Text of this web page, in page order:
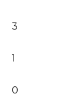
3
1
0